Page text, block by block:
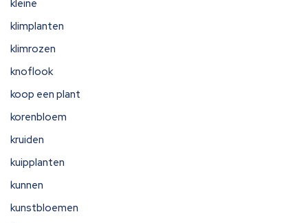
kleine
klimplanten
klimrozen
knoflook
koop een plant
korenbloem
kruiden
kuipplanten
kunnen
kunstbloemen